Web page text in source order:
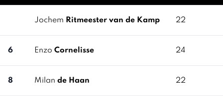
Jochem Ritmeester van de Kamp 22
6 Enzo Cornelisse 24
8 Milan de Haan 22